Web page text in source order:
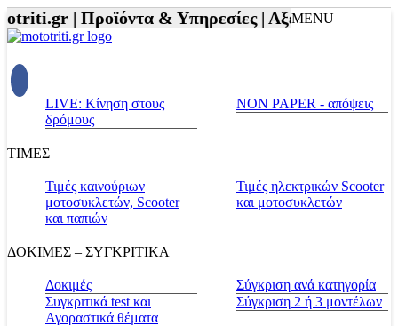
| Προϊόντα & Υπηρεσίες |Αξεσουάρ
MENU
LIVE: Κίνηση στους
δρόμους
NON PAPER - απόψεις
ΤΙΜΕΣ
Τιμές καινούριων
μοτοσυκλετών, Scooter
και παπιών
Τιμές ηλεκτρικών Scooter
και μοτοσυκλετών
ΔΟΚΙΜΕΣ – ΣΥΓΚΡΙΤΙΚΑ
Δοκιμές
Συγκριτικά test και
Αγοραστικά θέματα
Σύγκριση ανά κατηγορία
Σύγκριση 2 ή 3 μοντέλων